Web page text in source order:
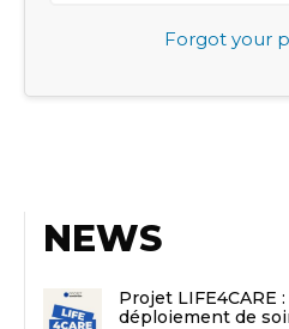
Forgot your
NEWS
Projet LIFE4CARE
déploiement de